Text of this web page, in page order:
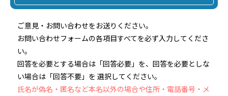
ご意見・お問い合わせをお送りください。
お問い合わせフォームの各項目すべてを必ず入力してくださ
い。
回答を必要とする場合は「回答必要」を、回答を必要としな
い場合は「回答不要」を 選択してください。
氏名が偽名・匿名など本名以外の場合や住所・電話番号・メ